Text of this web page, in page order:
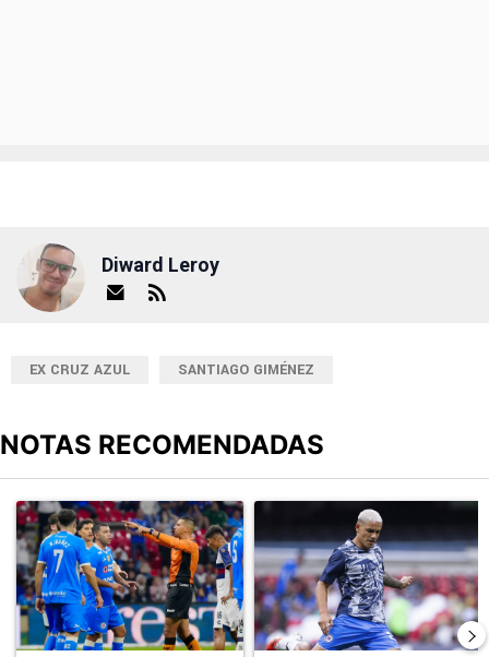
Diward Leroy
EX CRUZ AZUL SANTIAGO GIMÉNEZ
NOTAS RECOMENDADAS
Un artículo de tendencia con el título "Cruz Azul 2-3 Atlante:
Un artículo de tendencia con